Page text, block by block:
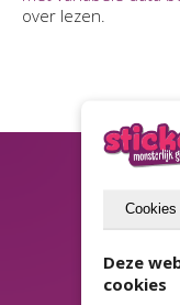
over lezen.
BlijfCookies
Deze
cookies